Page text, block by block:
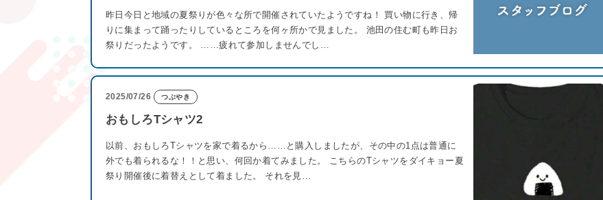
昨日今日と地域の夏祭りが色々な所で開催されていたようですね！ 買い物に行き、帰
りに集まって踊ったりしているところを何ヶ所かで見ました。 池田の住む町も昨日お
祭りだったようです。 ……疲れて参加しませんでし…
2025/07/26 つぶやき
おもしろTシャツ2
以前、おもしろTシャツを家で着るから……と購入しましたが、その中の1点は普通に
外でも着られるな！！と思い、何回か着てみました。 こちらのTシャツをダイキョー夏
祭り開催後に着替えとして着ました。 それを見…